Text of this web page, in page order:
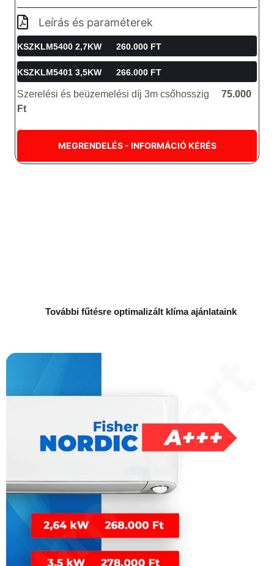
Leírás és paraméterek
KSZKLM5400 2,7KW 260.000 FT
KSZKLM5401 3,5KW 266.000 FT
Szerelési és beüzemelési díj 3m csőhosszig 75.000
Ft
MEGRENDELÉS - INFORMÁCIÓ KÉRÉS
További fűtésre optimalizált klíma ajánlataink